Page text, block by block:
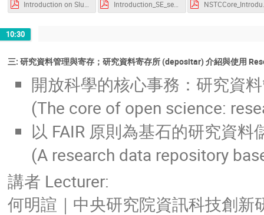
Introduction_SE_service_20240329.pdf
10:30
三: 研究資料管理與寄存；研究資料寄存所 (depositar) 介紹與使用
開放科學的核心事務：研究資
(The core of open science:
以 FAIR 原則為基石的研究資
(A research data repository
講者 Lecturer:
何明諠｜中央研究院資訊科技創新